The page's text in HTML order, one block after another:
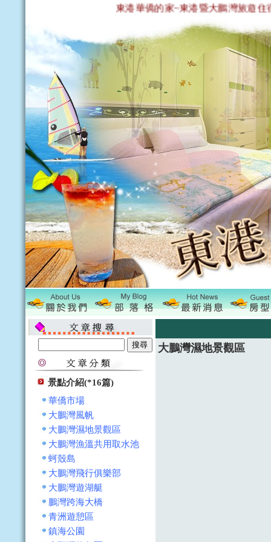
東港華僑的家~東港暨大鵬灣旅遊住宿
景點介紹(*16篇)
華僑市場
大鵬灣風帆
大鵬灣濕地景觀區
大鵬灣漁溫共用取水池
蚵殼島
大鵬灣飛行俱樂部
大鵬灣遊湖艇
鵬灣跨海大橋
青洲遊憩區
鎮海公園
大鵬灣濕地景觀區